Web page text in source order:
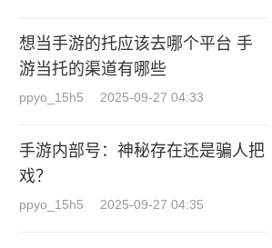
想当手游的托应该去哪个平台 手
游当托的渠道有哪些
ppyo_15h5 2025-09-27 04:33
手游内部号：神秘存在还是骗人把
戏？
ppyo_15h5 2025-09-27 04:35